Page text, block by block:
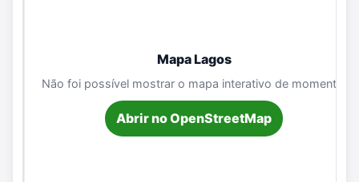
Mapa Lagos
Não foi possível mostrar o mapa interativo de momento.
Abrir no OpenStreetMap